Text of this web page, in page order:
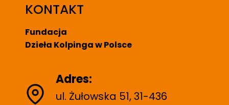
KONTAKT
Fundacja
Dzieła Kolpinga w Polsce
Adres:
ul. Żułowska 51, 31-436